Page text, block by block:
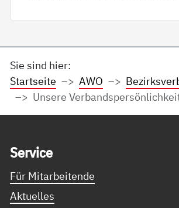
Sie sind hier:
Startseite
AWO
Unsere
Ser­vice
Für Mitarbeitende
Aktuelles